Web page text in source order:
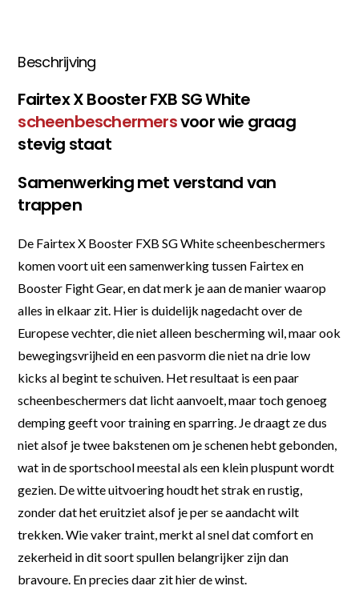
Beschrijving
Fairtex X Booster FXB SG White
scheenbeschermersvoor wie graag
stevig staat
Samenwerking met verstand van
trappen
De Fairtex X Booster FXB SG White scheenbeschermers
komen voort uit een samenwerking tussen Fairtex en
Booster Fight Gear, en dat merk je aan de manier waarop
alles in elkaar zit. Hier is duidelijk nagedacht over de
Europese vechter, die niet alleen bescherming wil, maar ook
bewegingsvrijheid en een pasvorm die niet na drie low
kicks al begint te schuiven. Het resultaat is een paar
scheenbeschermers dat licht aanvoelt, maar toch genoeg
demping geeft voor training en sparring. Je draagt ze dus
niet alsof je twee bakstenen om je schenen hebt gebonden,
wat in de sportschool meestal als een klein pluspunt wordt
gezien. De witte uitvoering houdt het strak en rustig,
zonder dat het eruitziet alsof je per se aandacht wilt
trekken. Wie vaker traint, merkt al snel dat comfort en
zekerheid in dit soort spullen belangrijker zijn dan
bravoure. En precies daar zit hier de winst.